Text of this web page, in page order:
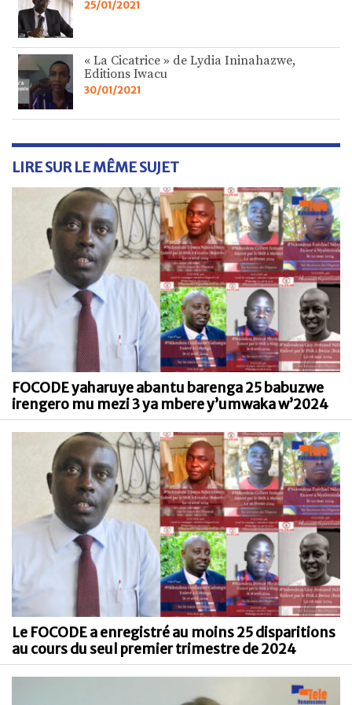
25/01/2021
« La Cicatrice » de Lydia Ininahazwe,
Editions Iwacu
30/01/2021
LIRE SUR LE MÊME SUJET
FOCODE yaharuye abantu barenga 25 babuzwe
irengero mu mezi 3 ya mbere y’umwaka w’2024
Le FOCODE a enregistré au moins 25 disparitions
au cours du seul premier trimestre de 2024